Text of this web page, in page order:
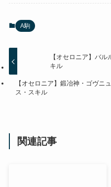
A駒
【オセロニア】バ
キル
【オセロニア】鍛冶神・ゴヴニ
ス・スキル
関連記事